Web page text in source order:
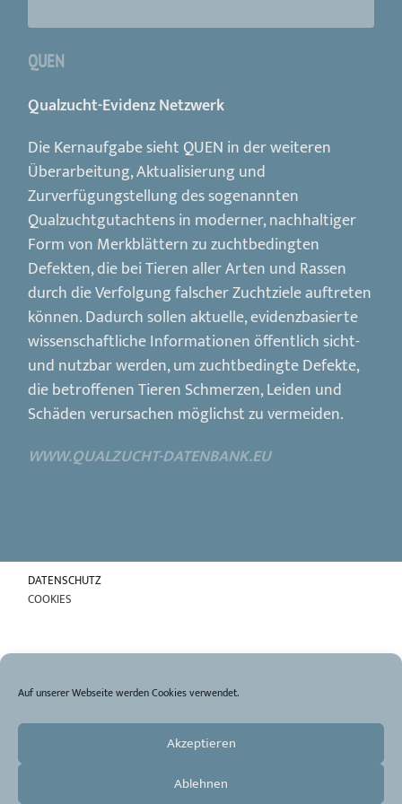
Auf unserer Webseite werden Cookies verwendet.
Akzeptieren
Ablehnen
QUEN
Qualzucht-Evidenz Netzwerk
Die Kernaufgabe sieht QUEN in der weiteren
Überarbeitung, Aktualisierung und
Zurverfügungstellung des sogenannten
Qualzuchtgutachtens in moderner, nachhaltiger
Form von Merkblättern zu zuchtbedingten
Defekten, die bei Tieren aller Arten und Rassen
durch die Verfolgung falscher Zuchtziele auftreten
können. Dadurch sollen aktuelle, evidenzbasierte
wissenschaftliche Informationen öffentlich sicht-
und nutzbar werden, um zuchtbedingte Defekte,
die betroffenen Tieren Schmerzen, Leiden und
Schäden verursachen möglichst zu vermeiden.
WWW.QUALZUCHT-DATENBANK.EU
DATENSCHUTZ
COOKIES
IMPRESSUM